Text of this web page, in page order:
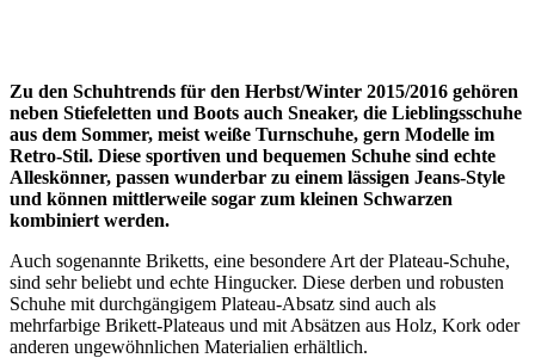
Zu den Schuhtrends für den Herbst/Winter 2015/2016 gehören
neben Stiefeletten und Boots auch Sneaker, die Lieblingsschuhe
aus dem Sommer, meist weiße Turnschuhe, gern Modelle im
Retro-Stil. Diese sportiven und bequemen Schuhe sind echte
Alleskönner, passen wunderbar zu einem lässigen Jeans-Style
und können mittlerweile sogar zum kleinen Schwarzen
kombiniert werden.
Auch sogenannte Briketts, eine besondere Art der Plateau-Schuhe,
sind sehr beliebt und echte Hingucker. Diese derben und robusten
Schuhe mit durchgängigem Plateau-Absatz sind auch als
mehrfarbige Brikett-Plateaus und mit Absätzen aus Holz, Kork oder
anderen ungewöhnlichen Materialien erhältlich.